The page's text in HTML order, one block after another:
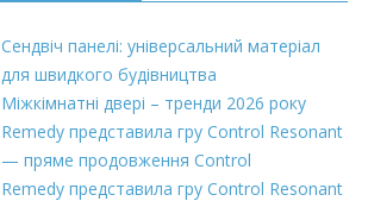
Сендвіч панелі: універсальний матеріал
для швидкого будівництва
Міжкімнатні двері – тренди 2026 року
Remedy представила гру Control Resonant
— пряме продовження Control
Remedy представила гру Control Resonant